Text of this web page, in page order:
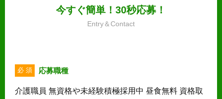
今すぐ簡単！30秒応募！
Entry＆Contact
必 須 応募職種
介護職員 無資格や未経験積極採用中 昼食無料 資格取